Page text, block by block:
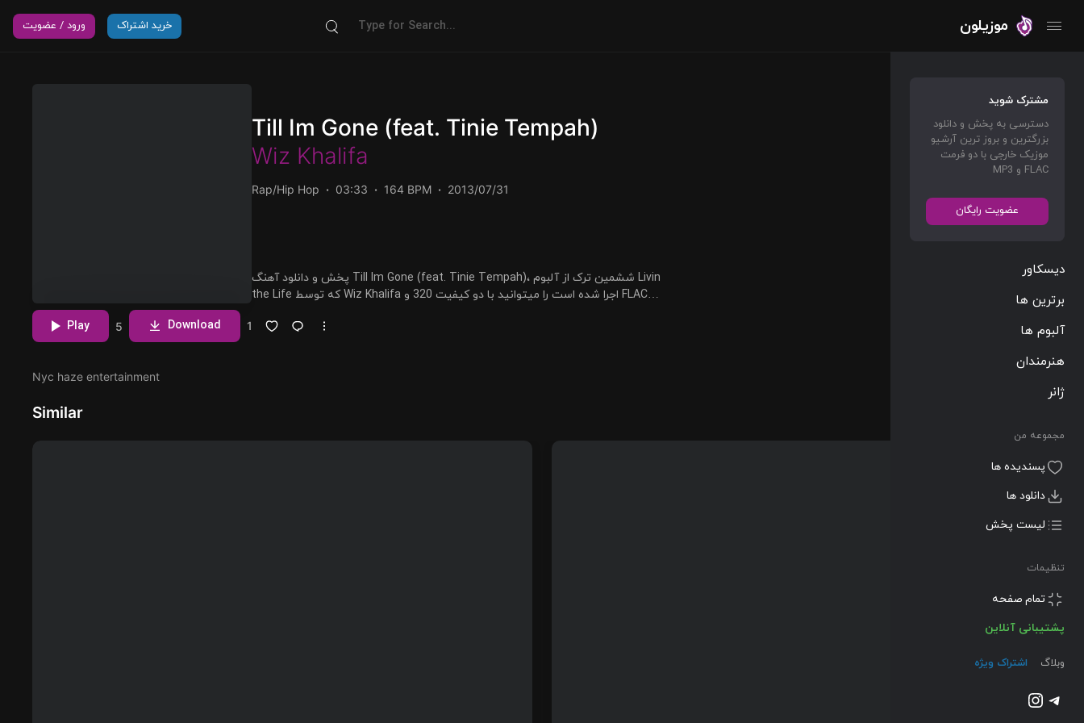
موزیلون خرید اشتراک ورود / عضویت
مشترک شوید
دسترسی به پخش و دانلود
بزرگترین و بروز ترین آرشیو
موزیک خارجی با دو فرمت
FLAC و MP3
عضویت رایگان
دیسکاور
برترین ها
آلبوم ها
هنرمندان
ژانر
مجموعه من
پسندیده ها
دانلود ها
لیست پخش
تنظیمات
تمام صفحه
پشتیبانی آنلاین
وبلاگ اشتراک ویژه
تلگراماینستاگرم
Till Im Gone (feat. Tinie Tempah)
Wiz Khalifa
Rap/Hip Hop 03:33 164 BPM 2013/07/31
the Life که توسط Wiz Khalifa اجرا شده است را میتوانید با دو کیفیت 320 و FLAC
دریافت کنید.
مشاهده بیشتر
Play 5 Download 1
Nyc haze entertainment
Similar